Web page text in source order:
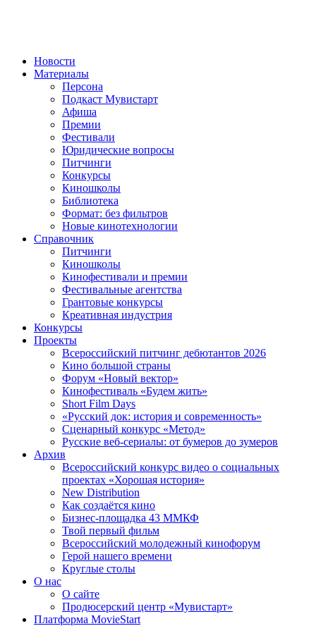
Новости
Материалы
Персона
Подкаст Мувистарт
Афиша
Премии
Фестивали
Юридические вопросы
Питчинги
Конкурсы
Киношколы
Библиотека
Формат: без фильтров
Новые кинотехнологии
Справочник
Питчинги
Киношколы
Кинофестивали и премии
Фестивальные агентства
Грантовые конкурсы
Креативная индустрия
Конкурсы
Проекты
Всероссийский питчинг дебютантов 2026
Кино большой страны
Форум «Новый вектор»
Кинофестиваль «Будем жить»
Short Film Days
«Русский док: история и современность»
Сценарный конкурс «Метод»
Русские веб-сериалы: от бумеров до зумеров
Архив
Всероссийский конкурс видео о социальных
проектах «Хорошая история»
New Distribution
Как создаётся кино
Бизнес-площадка 43 ММКФ
Твой первый фильм
Всероссийский молодежный кинофорум
Герой нашего времени
Круглые столы
О нас
О сайте
Продюсерский центр «Мувистарт»
Платформа MovieStart